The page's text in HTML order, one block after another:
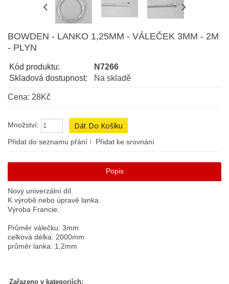
BOWDEN - LANKO 1,25MM - VÁLEČEK 3MM - 2M
- PLYN
Kód produktu:
N7266
Skladová dostupnost:
Na skladě
Cena: 28Kč
Množství:
Přidat do seznamu přání Přidat ke srovnání
Popis
Nový univerzální díl.
K výrobě nebo úpravě lanka.
Výroba Francie.
Průměr válečku: 3mm
celková délka: 2000mm
průměr lanka: 1,2mm
Zařazeno v kategoriích: